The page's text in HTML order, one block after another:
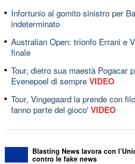
Infortunio al gomito sinistro per
indeterminato
Australian Open: trionfo Errani e
finale
Tour, dietro sua maestà Pogacar
Evenepoel di sempre VIDEO
Tour, Vingegaard la prende con
fanno parte del gioco' VIDEO
Blasting News lavora con
contro le fake news